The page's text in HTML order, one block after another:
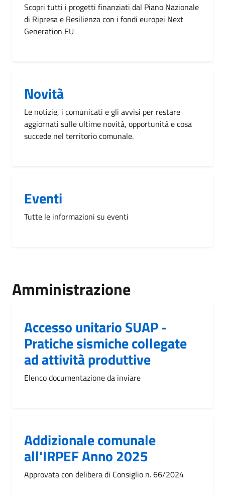
Scopri tutti i progetti finanziati dal Piano Nazionale
di Ripresa e Resilienza con i fondi europei Next
Generation EU
Novità
Le notizie, i comunicati e gli avvisi per restare
aggiornati sulle ultime novità, opportunità e cosa
succede nel territorio comunale.
Eventi
Tutte le informazioni su eventi
Amministrazione
Accesso unitario SUAP -
Pratiche sismiche collegate
ad attività produttive
Elenco documentazione da inviare
Addizionale comunale
all'IRPEF Anno 2025
Approvata con delibera di Consiglio n. 66/2024